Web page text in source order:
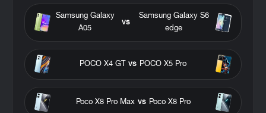
Samsung Galaxy S6
edge
vs
Samsung Galaxy
A05
POCO X5 Pro
vs
POCO X4 GT
Poco X8 Pro
vs
Poco X8 Pro Max